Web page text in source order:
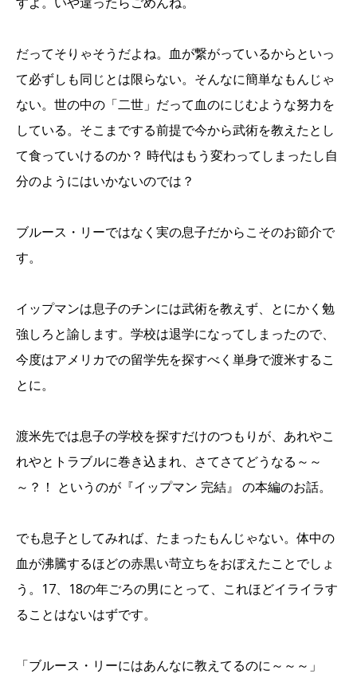
だってそりゃそうだよね。血が繋がっているからといっ
て必ずしも同じとは限らない。そんなに簡単なもんじゃ
ない。世の中の「二世」だって血のにじむような努力を
している。そこまでする前提で今から武術を教えたとし
て食っていけるのか？ 時代はもう変わってしまったし自
分のようにはいかないのでは？
ブルース・リーではなく実の息子だからこそのお節介で
す。
イップマンは息子のチンには武術を教えず、とにかく勉
強しろと諭します。学校は退学になってしまったので、
今度はアメリカでの留学先を探すべく単身で渡米するこ
とに。
渡米先では息子の学校を探すだけのつもりが、あれやこ
れやとトラブルに巻き込まれ、さてさてどうなる～～
～？！ というのが『イップマン 完結』 の本編のお話。
でも息子としてみれば、たまったもんじゃない。体中の
血が沸騰するほどの赤黒い苛立ちをおぼえたことでしょ
う。17、18の年ごろの男にとって、これほどイライラす
ることはないはずです。
「ブルース・リーにはあんなに教えてるのに～～～」